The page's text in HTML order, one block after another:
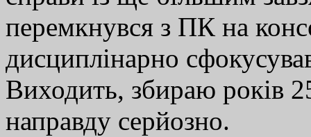
перемкнувся з ПК на
дисциплінарно
Виходить, збираю років
направду серйозно.